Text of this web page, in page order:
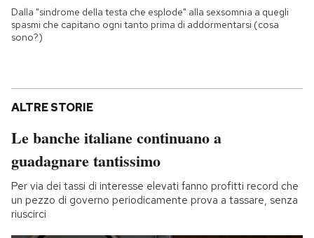
Dalla "sindrome della testa che esplode" alla sexsomnia a quegli
spasmi che capitano ogni tanto prima di addormentarsi (cosa
sono?)
ALTRE STORIE
Le banche italiane continuano a
guadagnare tantissimo
Per via dei tassi di interesse elevati fanno profitti record che
un pezzo di governo periodicamente prova a tassare, senza
riuscirci